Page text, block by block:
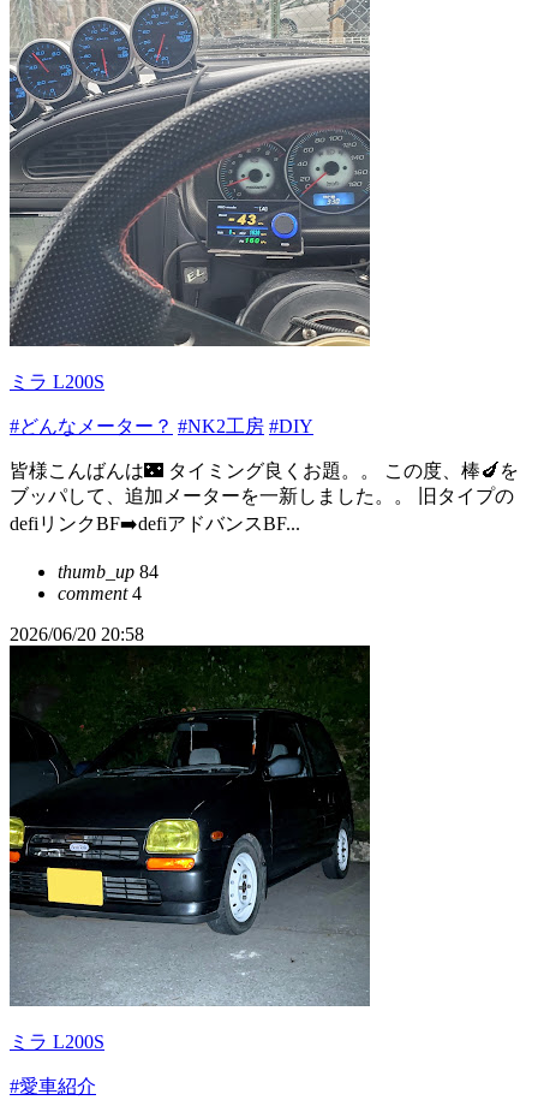
ミラ L200S
#どんなメーター？ #NK2工房 #DIY
皆様こんばんは🌃 タイミング良くお題。。 この度、棒🍆を
ブッパして、追加メーターを一新しました。。 旧タイプの
defiリンクBF➡️defiアドバンスBF...
thumb_up 84
comment4
2026/06/20 20:58
ミラ L200S
#愛車紹介